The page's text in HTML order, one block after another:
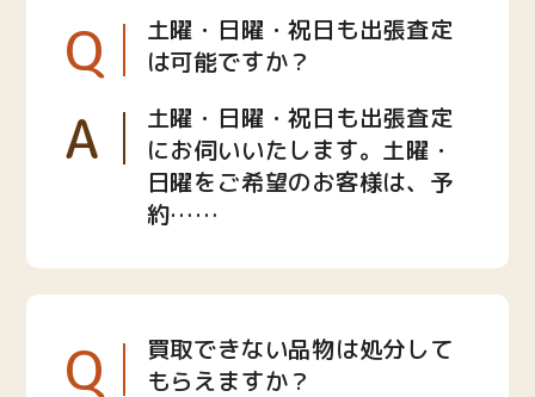
Q
土曜・日曜・祝日も出張査定
は可能ですか？
A
土曜・日曜・祝日も出張査定
にお伺いいたします。土曜・
日曜をご希望のお客様は、予
約……
Q
買取できない品物は処分して
もらえますか？